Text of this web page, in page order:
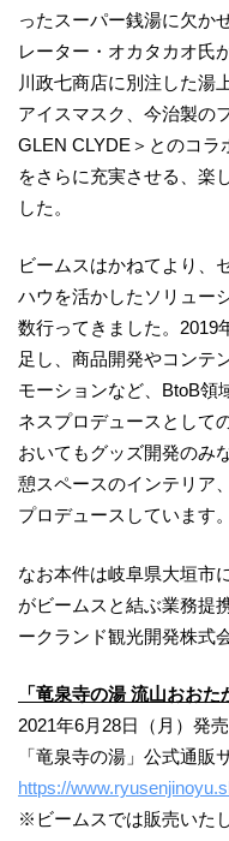
ったスーパー銭湯に欠か
レーター・オカタカオ氏
川政七商店に別注した湯
アイスマスク、今治製の
GLEN CLYDE＞とのコラ
をさらに充実させる、楽
した。
ビームスはかねてより、
ハウを活かしたソリュー
数行ってきました。2019
足し、商品開発やコンテ
モーションなど、BtoB領
ネスプロデュースとして
おいてもグッズ開発のみ
憩スペースのインテリア
プロデュースしています。
なお本件は岐阜県大垣市
がビームスと結ぶ業務提
ークランド観光開発株式
「竜泉寺の湯 流山おお
2021年6月28日（月）発売
「竜泉寺の湯」公式通販
https://
※ビームスでは販売いた